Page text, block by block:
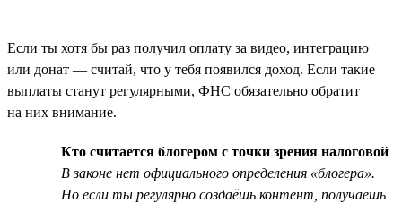
Если ты хотя бы раз получил оплату за видео, интеграцию
или донат — считай, что у тебя появился доход. Если такие
выплаты станут регулярными, ФНС обязательно обратит
на них внимание.
Кто считается блогером с точки зрения налоговой
В законе нет официального определения «блогера».
Но если ты регулярно создаёшь контент, получаешь